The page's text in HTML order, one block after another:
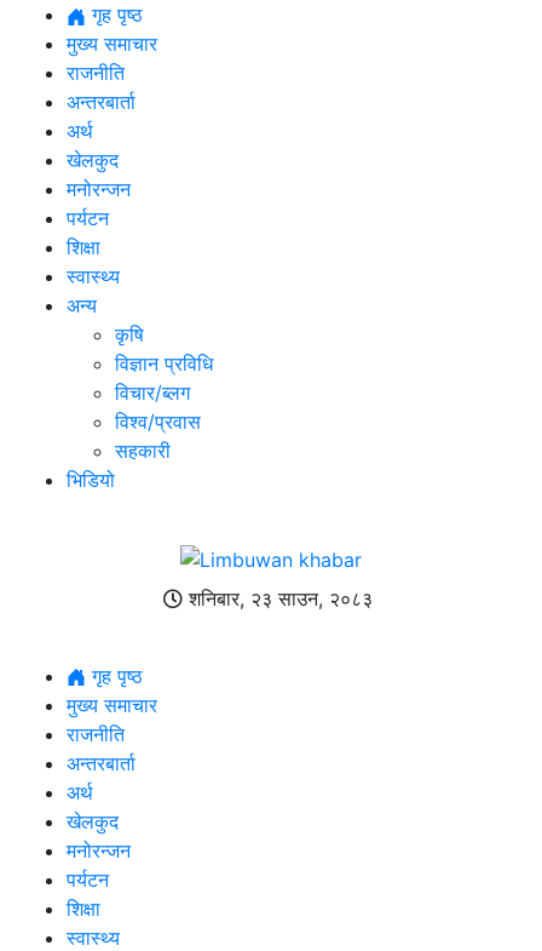
गृह पृष्ठ
मुख्य समाचार
राजनीति
अन्तरबार्ता
अर्थ
खेलकुद
मनोरन्जन
पर्यटन
शिक्षा
स्वास्थ्य
अन्य
कृषि
विज्ञान प्रविधि
विचार/ब्लग
विश्व/प्रवास
सहकारी
भिडियो
शनिबार, २३ साउन, २०८३
गृह पृष्ठ
मुख्य समाचार
राजनीति
अन्तरबार्ता
अर्थ
खेलकुद
मनोरन्जन
पर्यटन
शिक्षा
स्वास्थ्य